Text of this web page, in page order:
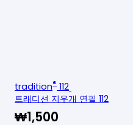
tradition® 112
트래디션 지우개 연필 112
₩1,500